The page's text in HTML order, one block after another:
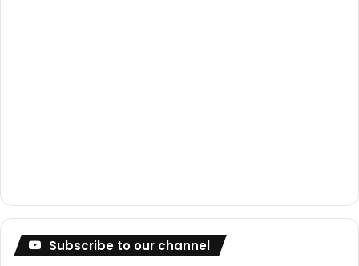
Subscribe to our channel